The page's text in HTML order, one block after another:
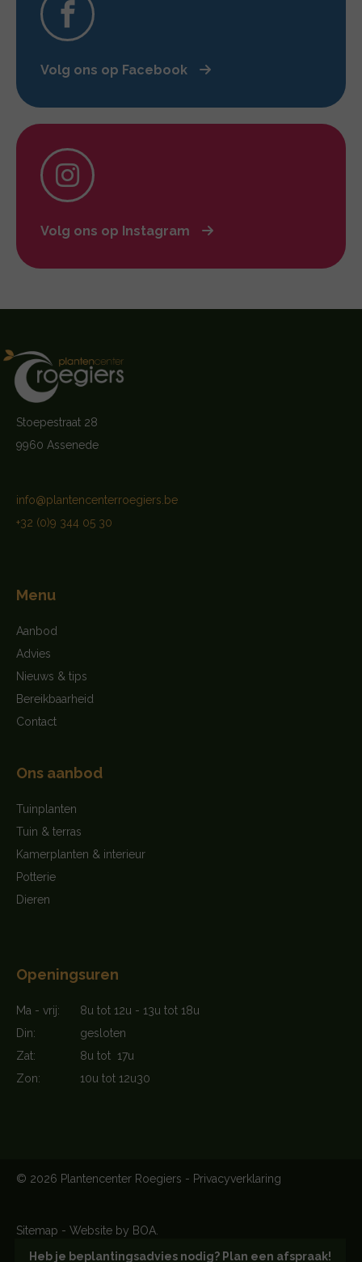
Heb je beplantingsadvies nodig? Plan een afspraak!
Volg ons op Facebook
Volg ons op Instagram
Stoepestraat 28
9960 Assenede
info@plantencenterroegiers.be
+32 (0)9 344 05 30
Menu
Aanbod
Advies
Nieuws & tips
Bereikbaarheid
Contact
Ons aanbod
Tuinplanten
Tuin & terras
Kamerplanten & interieur
Potterie
Dieren
Openingsuren
Ma - vrij:
8u tot 12u - 13u tot 18u
Din:
gesloten
Zat:
8u tot 17u
Zon:
10u tot 12u30
© 2026 Plantencenter Roegiers - Privacyverklaring
Sitemap - Website by BOA.